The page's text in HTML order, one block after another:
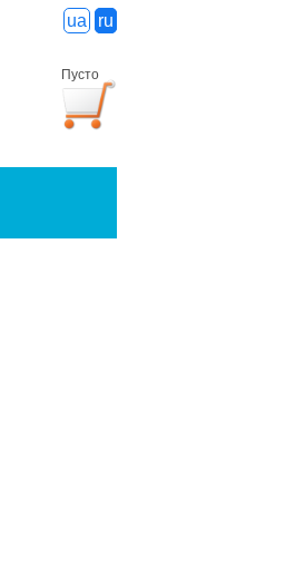
ua ru
Пусто